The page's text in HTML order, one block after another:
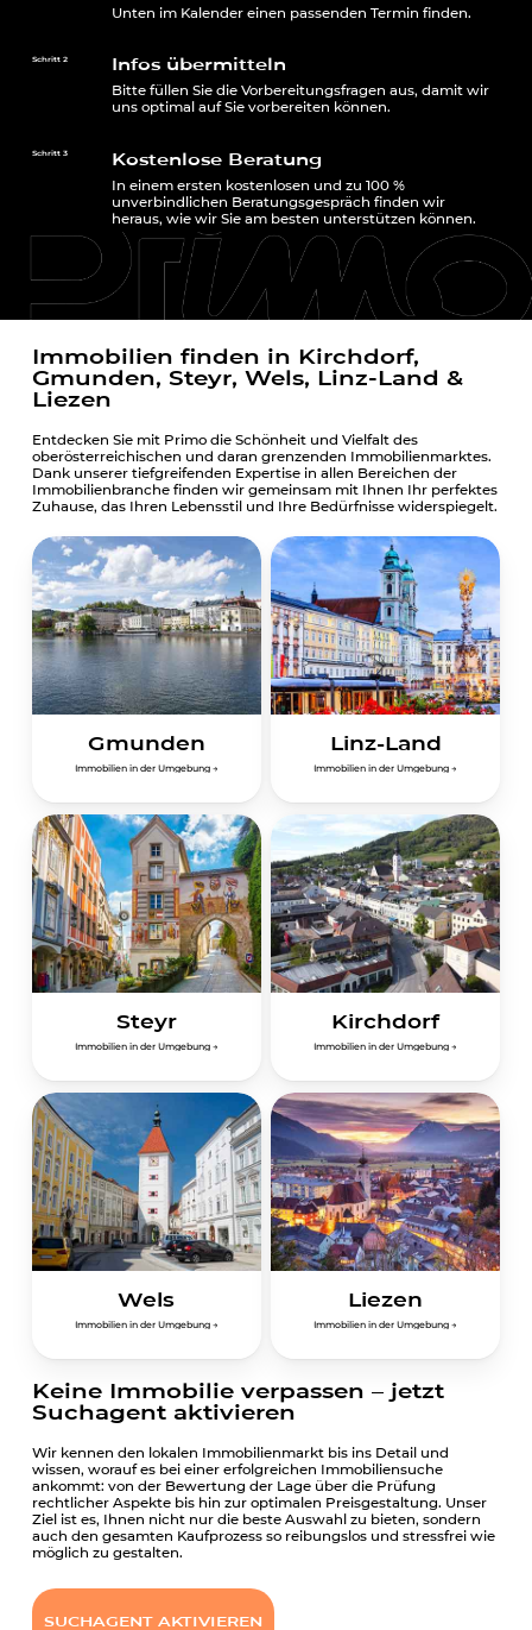
Unten im Kalender einen passenden Termin finden.
Schritt 2 Infos übermitteln
Bitte füllen Sie die Vorbereitungsfragen aus, damit wir
uns optimal auf Sie vorbereiten können.
Schritt 3 Kostenlose Beratung
In einem ersten kostenlosen und zu 100 %
unverbindlichen Beratungsgespräch finden wir
heraus, wie wir Sie am besten unterstützen können.
Immobilien finden in Kirchdorf,
Gmunden, Steyr, Wels, Linz-Land &
Liezen
Entdecken Sie mit Primo die Schönheit und Vielfalt des
oberösterreichischen und daran grenzenden Immobilienmarktes.
Dank unserer tiefgreifenden Expertise in allen Bereichen der
Immobilienbranche finden wir gemeinsam mit Ihnen Ihr perfektes
Zuhause, das Ihren Lebensstil und Ihre Bedürfnisse widerspiegelt.
Gmunden
Immobilien in der Umgebung →
Linz-Land
Immobilien in der Umgebung →
Steyr
Immobilien in der Umgebung →
Kirchdorf
Immobilien in der Umgebung →
Wels
Immobilien in der Umgebung →
Liezen
Immobilien in der Umgebung →
Keine Immobilie verpassen – jetzt
Suchagent aktivieren
Wir kennen den lokalen Immobilienmarkt bis ins Detail und
wissen, worauf es bei einer erfolgreichen Immobiliensuche
ankommt: von der Bewertung der Lage über die Prüfung
rechtlicher Aspekte bis hin zur optimalen Preisgestaltung. Unser
Ziel ist es, Ihnen nicht nur die beste Auswahl zu bieten, sondern
auch den gesamten Kaufprozess so reibungslos und stressfrei wie
möglich zu gestalten.
SUCHAGENT AKTIVIEREN